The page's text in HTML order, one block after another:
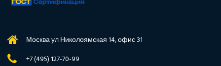
Москва ул Николоямская 14, офис 31
+7 (495) 127-70-99